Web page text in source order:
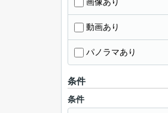
動画あり
パノラマあり
条件
条件